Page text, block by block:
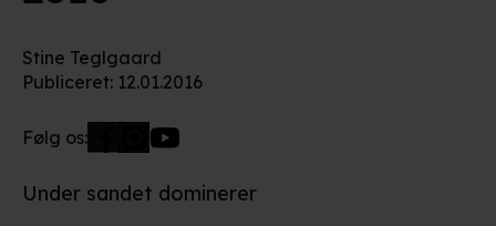
Stine Teglgaard
Publiceret: 12.01.2016
Følg os:
Under sandet dominerer